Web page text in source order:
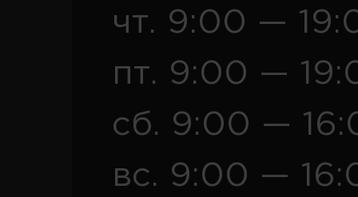
чт. 9:00 —
пт. 9:00 —
сб. 9:00 —
вс. 9:00 —